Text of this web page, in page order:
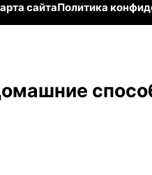
сайтаПолитика